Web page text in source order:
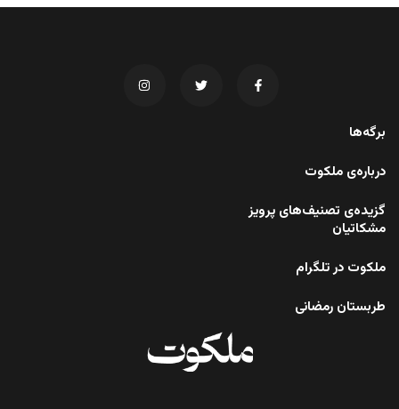
برگه‌ها
درباره‌ی ملکوت
گزیده‌ی تصنیف‌های پرویز
مشکاتیان
ملکوت در تلگرام
طربستان رمضانی